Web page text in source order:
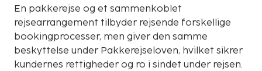
En pakkerejse og et sammenkoblet
rejsearrangement tilbyder rejsende forskellige
bookingprocesser, men giver den samme
beskyttelse under Pakkerejseloven, hvilket sikrer
kundernes rettigheder og ro i sindet under rejsen.